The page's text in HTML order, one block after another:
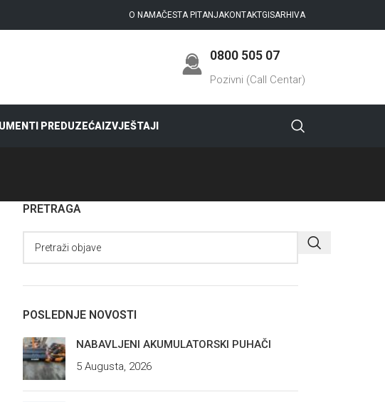
O NAMAČESTA PITANJAKONTAKTGISARHIVA
0800 505 07
Pozivni (Call Centar)
PREDUZEĆAIZVJEŠTAJI
PRETRAGA
POSLEDNJE NOVOSTI
NABAVLJENI AKUMULATORSKI PUHAČI
5 Augusta, 2026